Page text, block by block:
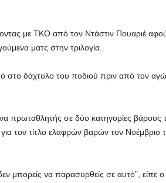
με TKO από τον Ντάστιν Πουαριέ
ματς στην τριλογία.
στο δάχτυλο του ποδιού πριν από τον
πρωταθλητής σε δύο κατηγορίες βάρους
τον τίτλο ελαφρών βαρών τον
μπορείς να παρασυρθείς σε αυτό”, είπε